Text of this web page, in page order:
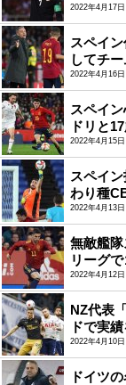
2022年4月17日
スペイ
してチ
2022年4月16日
スペイ
ドリと
2022年4月15日
スペイ
わり種
2022年4月13日
無敵艦
リーグ
2022年4月12日
NZ代表
ドで実
2022年4月10日
ドイツ